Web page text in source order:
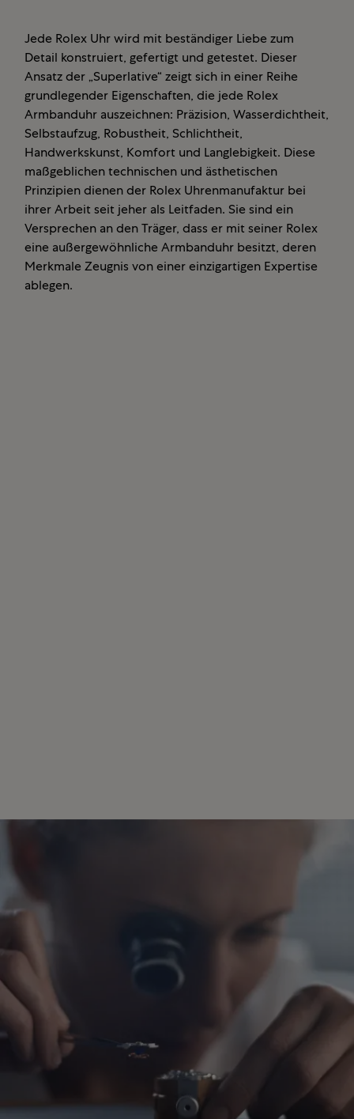
Jede Rolex Uhr wird mit beständiger Liebe zum
Detail konstruiert, gefertigt und getestet. Dieser
Ansatz der „Superlative“ zeigt sich in einer Reihe
grundlegender Eigenschaften, die jede Rolex
Armbanduhr auszeichnen: Präzision, Wasserdichtheit,
Selbstaufzug, Robustheit, Schlichtheit,
Handwerkskunst, Komfort und Langlebigkeit. Diese
maßgeblichen technischen und ästhetischen
Prinzipien dienen der Rolex Uhrenmanufaktur bei
ihrer Arbeit seit jeher als Leitfaden. Sie sind ein
Versprechen an den Träger, dass er mit seiner Rolex
eine außergewöhnliche Armbanduhr besitzt, deren
Merkmale Zeugnis von einer einzigartigen Expertise
ablegen.